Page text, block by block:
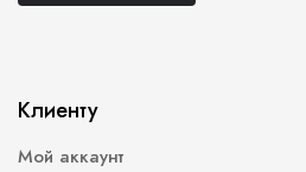
Клиенту
Мой аккаунт